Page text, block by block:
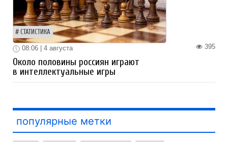
СТАТИСТИКА
395
08:06 | 4 августа
Около половины россиян играют
в интеллектуальные игры
популярные метки